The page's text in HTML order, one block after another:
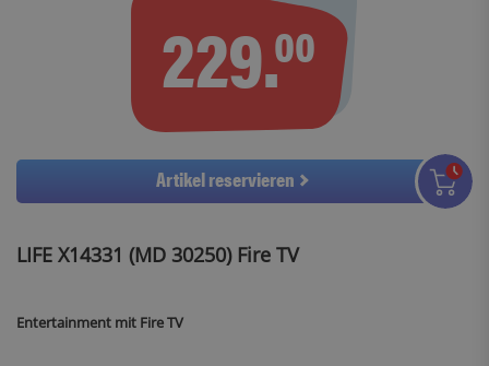
LIFE X14331 (MD 30250) Fire TV
Entertainment mit Fire TV
229.00
Artikel reservieren